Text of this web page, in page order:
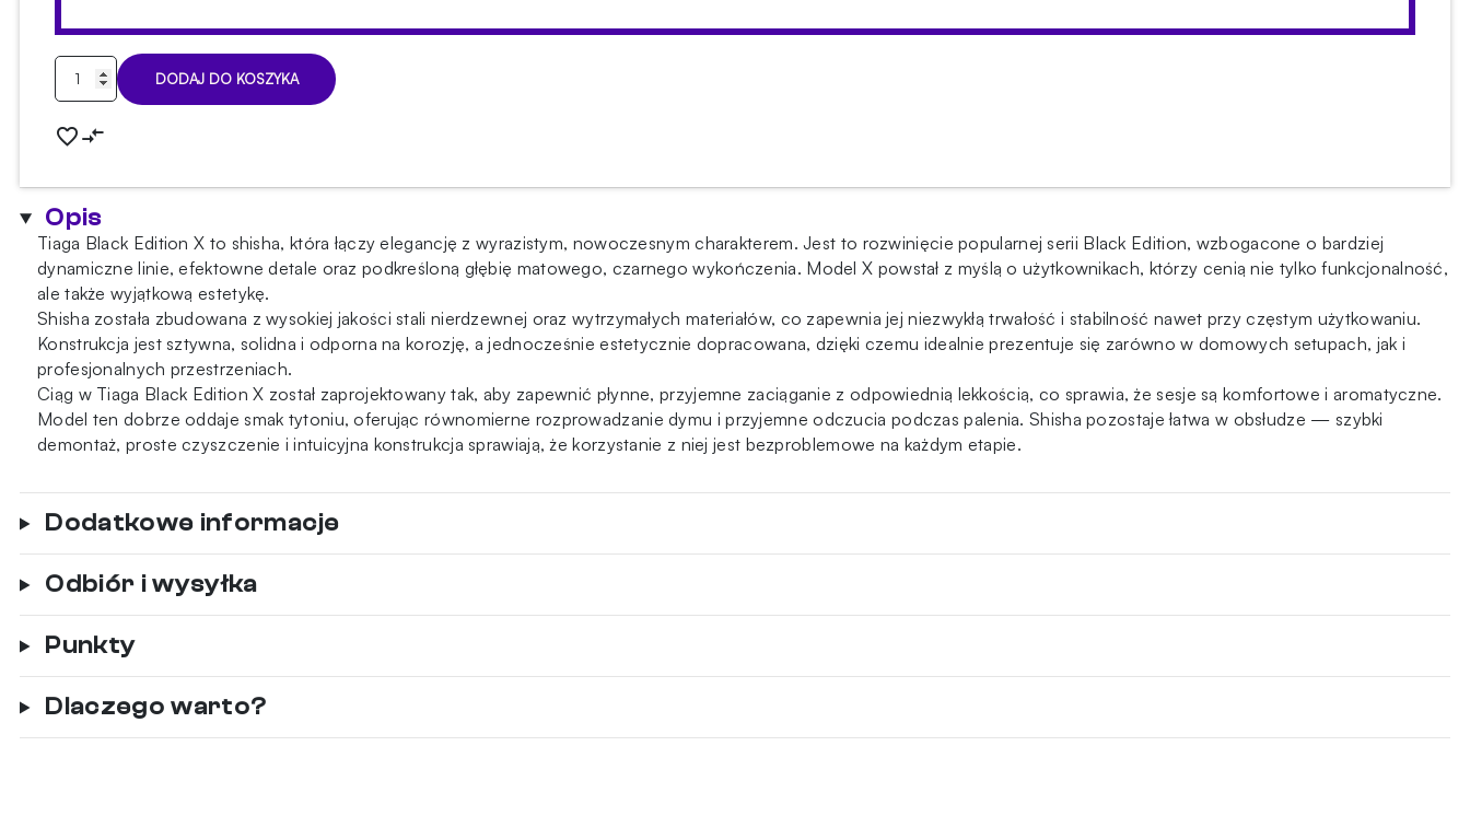
ilość
Shisha
Black
X
DODAJ DO KOSZYKA
Opis
Tiaga Black Edition X to shisha, która łączy elegancję z wyrazistym, nowoczesnym charakterem. Jest to rozwinięcie popularnej serii Black Edition, wzbogacone o bardziej
dynamiczne linie, efektowne detale oraz podkreśloną głębię matowego, czarnego wykończenia. Model X powstał z myślą o użytkownikach, którzy cenią nie tylko funkcjonalność,
ale także wyjątkową estetykę.
Shisha została zbudowana z wysokiej jakości stali nierdzewnej oraz wytrzymałych materiałów, co zapewnia jej niezwykłą trwałość i stabilność nawet przy częstym użytkowaniu.
Konstrukcja jest sztywna, solidna i odporna na korozję, a jednocześnie estetycznie dopracowana, dzięki czemu idealnie prezentuje się zarówno w domowych setupach, jak i
profesjonalnych przestrzeniach.
Ciąg w Tiaga Black Edition X został zaprojektowany tak, aby zapewnić płynne, przyjemne zaciąganie z odpowiednią lekkością, co sprawia, że sesje są komfortowe i aromatyczne.
Model ten dobrze oddaje smak tytoniu, oferując równomierne rozprowadzanie dymu i przyjemne odczucia podczas palenia. Shisha pozostaje łatwa w obsłudze — szybki
demontaż, proste czyszczenie i intuicyjna konstrukcja sprawiają, że korzystanie z niej jest bezproblemowe na każdym etapie.
Dodatkowe informacje
Odbiór i wysyłka
Punkty
Dlaczego warto?